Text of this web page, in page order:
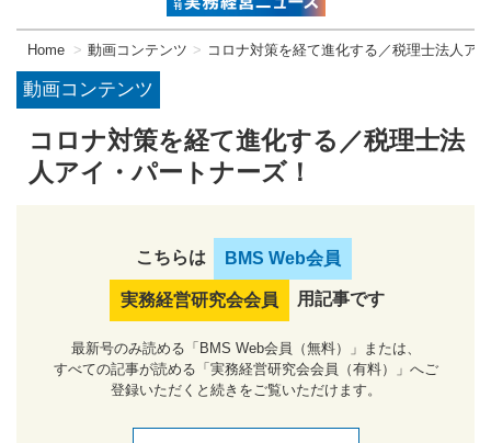
Home 動画コンテンツ コロナ対策を経て進化する／税理士法人ア
動画コンテンツ
コロナ対策を経て進化する／税理士法
人アイ・パートナーズ！
こちらは BMS Web会員
実務経営研究会会員 用記事です
最新号のみ読める「BMS Web会員（無料）」または、
すべての記事が読める「実務経営研究会会員（有料）」へご
登録いただくと続きをご覧いただけます。